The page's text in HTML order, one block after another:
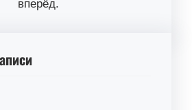
вперёд.